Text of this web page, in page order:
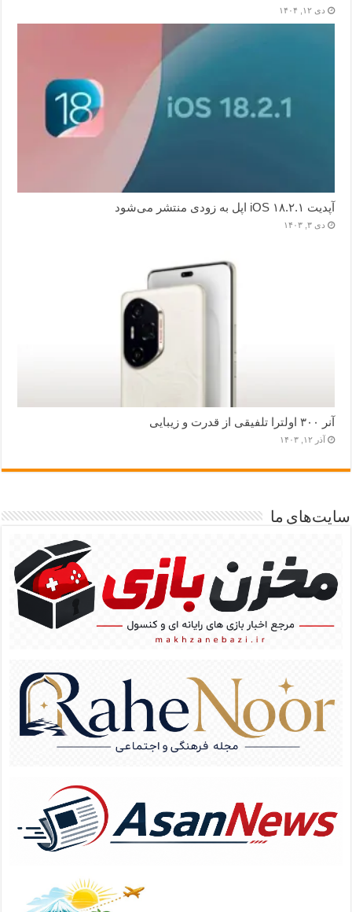
دی ۱۲, ۱۴۰۴
آپدیت iOS ۱۸.۲.۱ اپل به زودی منتشر می‌شود
دی ۳, ۱۴۰۳
آنر ۳۰۰ اولترا تلفیقی از قدرت و زیبایی
آذر ۱۲, ۱۴۰۳
سایت‌های ما